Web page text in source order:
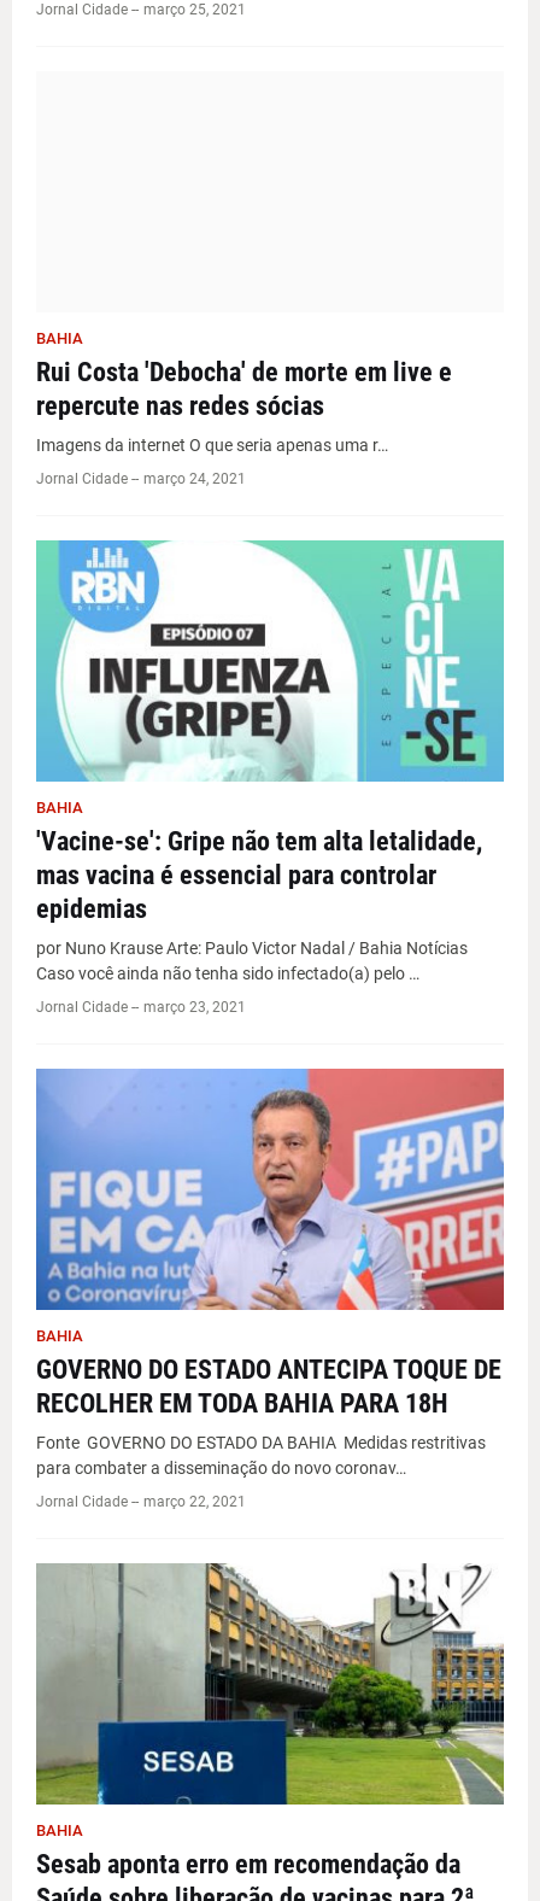
Jornal Cidade -- março 25, 2021
BAHIA
Rui Costa 'Debocha' de morte em live e
repercute nas redes sócias
Imagens da internet O que seria apenas uma r…
Jornal Cidade -- março 24, 2021
BAHIA
'Vacine-se': Gripe não tem alta letalidade,
mas vacina é essencial para controlar
epidemias
por Nuno Krause Arte: Paulo Victor Nadal / Bahia Notícias
Caso você ainda não tenha sido infectado(a) pelo …
Jornal Cidade -- março 23, 2021
BAHIA
GOVERNO DO ESTADO ANTECIPA TOQUE DE
RECOLHER EM TODA BAHIA PARA 18H
Fonte GOVERNO DO ESTADO DA BAHIA Medidas restritivas
para combater a disseminação do novo coronav…
Jornal Cidade -- março 22, 2021
BAHIA
Sesab aponta erro em recomendação da